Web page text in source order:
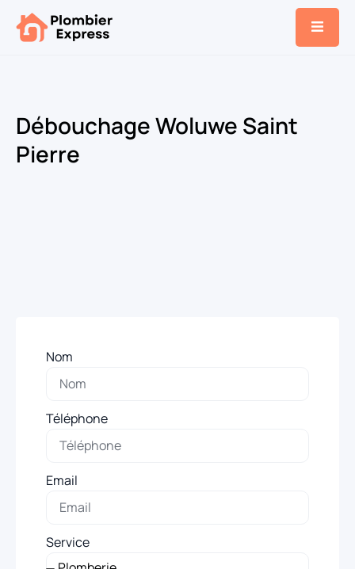
Débouchage Woluwe Saint
Pierre
Nom
Téléphone
Email
Service